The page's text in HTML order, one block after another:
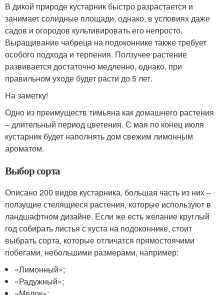
В дикой природе кустарник быстро разрастается и
занимает солидные площади, однако, в условиях даже
садов и огородов культивировать его непросто.
Выращивание чабреца на подоконнике также требует
особого подхода и терпения. Ползучее растение
развивается достаточно медленно, однако, при
правильном уходе будет расти до 5 лет.
На заметку!
Одно из преимуществ тимьяна как домашнего растения
– длительный период цветения. С мая по конец июля
кустарник будет наполнять дом свежим лимонным
ароматом.
Выбор сорта
Описано 200 видов кустарника, большая часть из них –
ползущие стелящиеся растения, которые используют в
ландшафтном дизайне. Если же есть желание круглый
год собирать листья с куста на подоконнике, стоит
выбрать сорта, которые отличатся прямостоячими
побегами, небольшими размерами, например:
«Лимонный»;
«Радужный»;